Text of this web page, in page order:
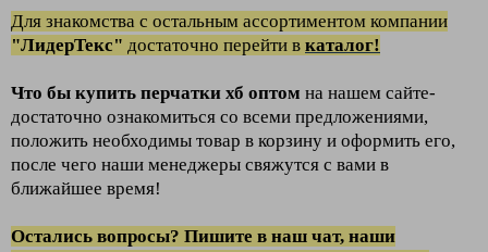
Для знакомства с остальным ассортиментом компании
"ЛидерТекс" достаточно перейти в каталог!
Что бы купить перчатки хб оптом на нашем сайте-
достаточно ознакомиться со всеми предложениями,
положить необходимы товар в корзину и оформить его,
после чего наши менеджеры свяжутся с вами в
ближайшее время!
Остались вопросы? Пишите в наш чат, наши